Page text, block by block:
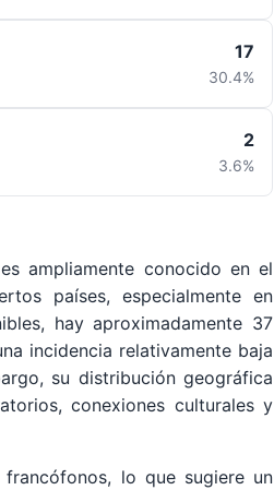
17
30.4%
2
3.6%
ampliamente conocido en el
países, especialmente en
hay aproximadamente 37
incidencia relativamente baja
su distribución geográfica
conexiones culturales y
lo que sugiere un